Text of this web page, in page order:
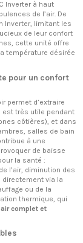
Inverter à haut
de l’air. De
Inverter, limitant les
de leur confort
cette unité offre
température désirée
pour un confort
permet d’extraire
est très utile pendant
côtières), et dans
salles de bain
à une
de baisse
la santé :
l’air, diminution des
directement via la
ou de la
thermique, qui
complet et